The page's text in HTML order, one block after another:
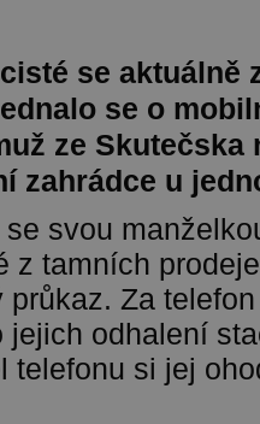
se aktuálně
se o
ze Skutečska
zahrádce u
svou
z tamních
Za
jejich odhalení
telefonu si jej